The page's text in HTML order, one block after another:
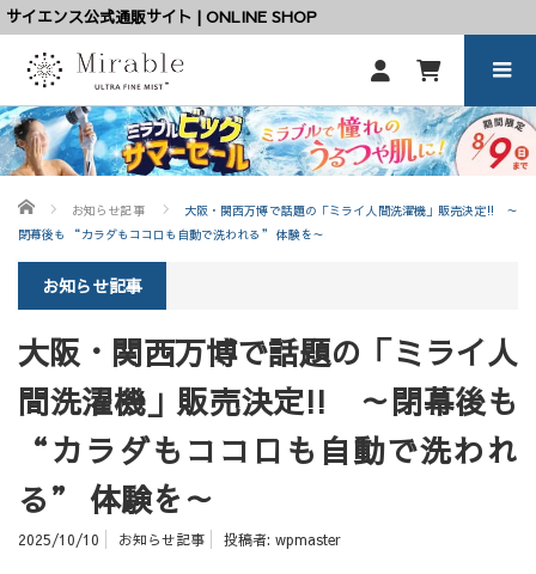
サイエンス公式通販サイト | ONLINE SHOP
ホーム お知らせ記事
大阪・関西万博で話題の「ミライ人間洗濯機」販売決定!! ～
閉幕後も “カラダもココロも自動で洗われる” 体験を～
お知らせ記事
大阪・関西万博で話題の「ミライ人
間洗濯機」販売決定!! ～閉幕後も
“カラダもココロも自動で洗われ
る” 体験を～
2025/10/10 お知らせ記事 投稿者: wpmaster